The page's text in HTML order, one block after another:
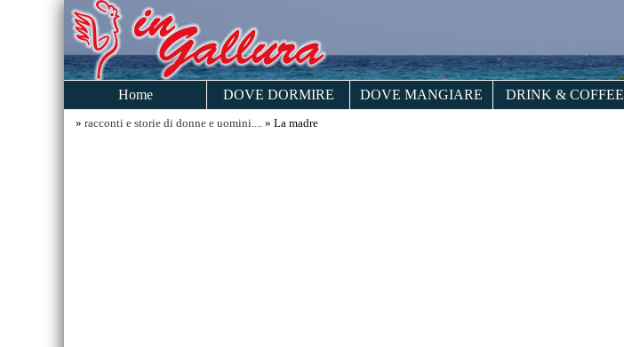
Home DOVE DORMIRE DOVE MANGIARE DRINK & COFFEE
» racconti e storie di donne e uomini.... » La madre